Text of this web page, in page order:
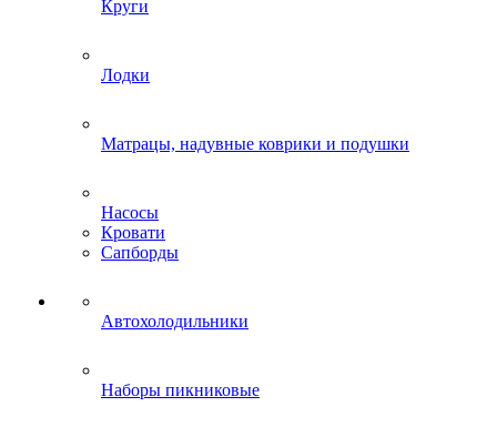
Круги
Лодки
Матрацы, надувные коврики и подушки
Насосы
Кровати
Сапборды
Автохолодильники
Наборы пикниковые